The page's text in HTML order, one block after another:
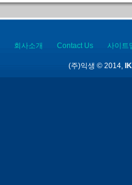
회사소개 Contact Us 사이트
(주)익생 © 2014,